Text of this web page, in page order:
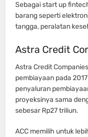
Sebagai start up
barang seperti
tangga, peralatan
Astra Credit
Astra Credit
pembiayaan pada
penyaluran
proyeksinya sama
sebesar Rp27 triliun.
ACC memilih untuk